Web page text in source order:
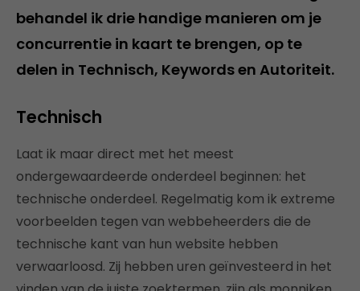
behandel ik drie handige manieren om je
concurrentie in kaart te brengen, op te
delen in Technisch, Keywords en Autoriteit.
Technisch
Laat ik maar direct met het meest
ondergewaardeerde onderdeel beginnen: het
technische onderdeel. Regelmatig kom ik extreme
voorbeelden tegen van webbeheerders die de
technische kant van hun website hebben
verwaarloosd. Zij hebben uren geïnvesteerd in het